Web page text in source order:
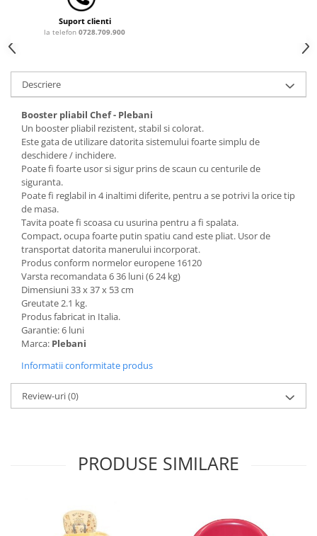
Sac de dormit 140 cm
Sac de dormit 150 cm
Sac de dormit tineret
Suport clienti
la telefon 0728.709.900
Descriere
Booster pliabil Chef - Plebani
Un booster pliabil rezistent, stabil si colorat.
Este gata de utilizare datorita sistemului foarte simplu de
deschidere / inchidere.
Poate fi foarte usor si sigur prins de scaun cu centurile de
siguranta.
Poate fi reglabil in 4 inaltimi diferite, pentru a se potrivi la orice tip
de masa.
Tavita poate fi scoasa cu usurina pentru a fi spalata.
Compact, ocupa foarte putin spatiu cand este pliat. Usor de
transportat datorita manerului incorporat.
Produs conform normelor europene 16120
Varsta recomandata 6 36 luni (6 24 kg)
Dimensiuni 33 x 37 x 53 cm
Greutate 2.1 kg.
Produs fabricat in Italia.
Garantie: 6 luni
Marca: Plebani
Informatii conformitate produs
Review-uri(0)
PRODUSE SIMILARE